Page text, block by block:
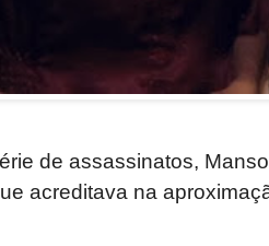
de assassinatos,
acreditava na